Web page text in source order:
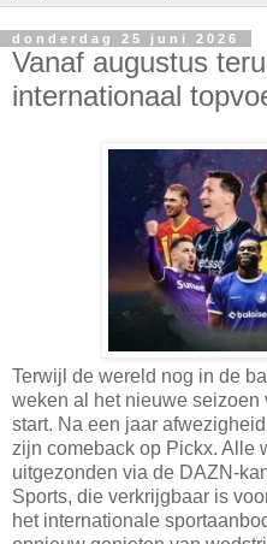
donderdag 25 juni 2026
Vanaf augustus
internationaal
Terwijl de wereld nog in de
weken al het nieuwe
start. Na een jaar
zijn comeback op Pickx. Alle
uitgezonden via de DAZN-
Sports, die verkrijgbaar is
het internationale